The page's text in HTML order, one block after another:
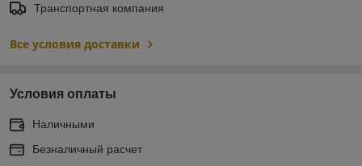
Транспортная компания
Все условия доставки
Условия оплаты
Наличными
Безналичный расчет